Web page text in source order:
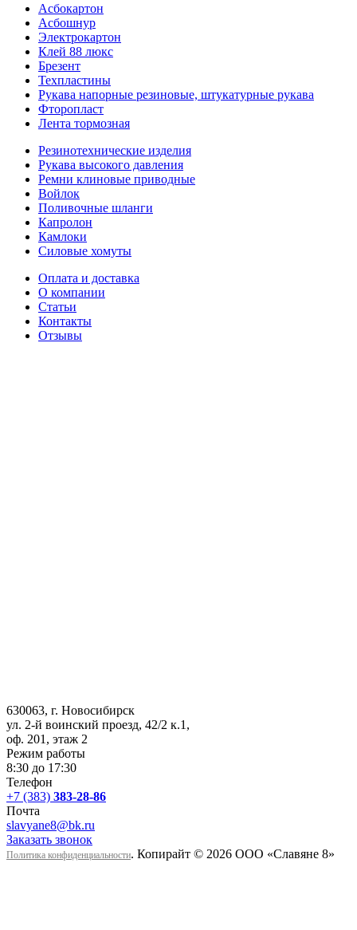
Асбокартон
Асбошнур
Электрокартон
Клей 88 люкс
Брезент
Техпластины
Рукава напорные резиновые, штукатурные рукава
Фторопласт
Лента тормозная
Резинотехнические изделия
Рукава высокого давления
Ремни клиновые приводные
Войлок
Поливочные шланги
Капролон
Камлоки
Силовые хомуты
Оплата и доставка
О компании
Статьи
Контакты
Отзывы
630063, г. Новосибирск
ул. 2-й воинский проезд, 42/2 к.1 ,
оф. 201, этаж 2
Режим работы
8:30 до 17:30
Телефон
+7 (383) 383-28-86
Почта
slavyane8@bk.ru
Заказать звонок
Политика конфиденциальности. Копирайт © 2026 ООО «Cлавяне 8»